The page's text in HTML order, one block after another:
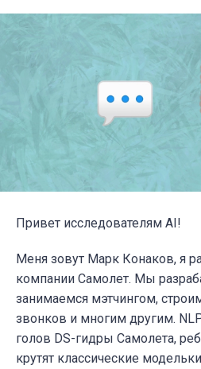
Привет исследователям AI!
Меня зовут Марк Конаков, я
компании Самолет. Мы
занимаемся мэтчингом,
звонков и многим другим.
голов DS-гидры Самолета,
крутят классические